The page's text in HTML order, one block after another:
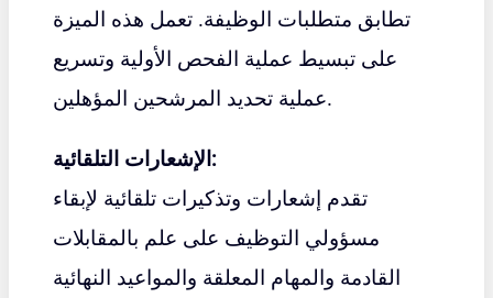
تطابق متطلبات الوظيفة. تعمل هذه الميزة
على تبسيط عملية الفحص الأولية وتسريع
عملية تحديد المرشحين المؤهلين.
الإشعارات التلقائية:
تقدم إشعارات وتذكيرات تلقائية لإبقاء
مسؤولي التوظيف على علم بالمقابلات
القادمة والمهام المعلقة والمواعيد النهائية